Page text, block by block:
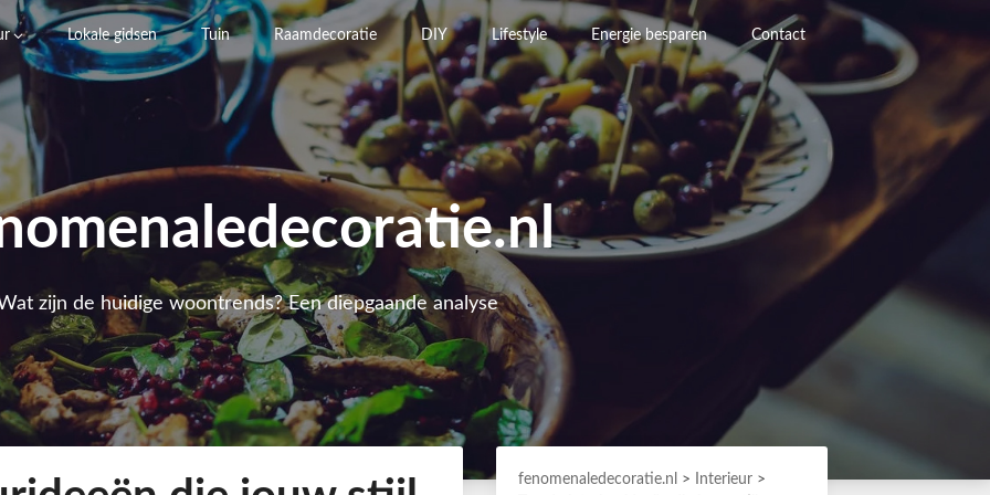
Lokale gidsen Tuin Raamdecoratie DIY Lifestyle Energie besparen Contact
zijn de huidige woontrends? Een diepgaande analyse
fenomenaledecoratie.nl > Interieur >